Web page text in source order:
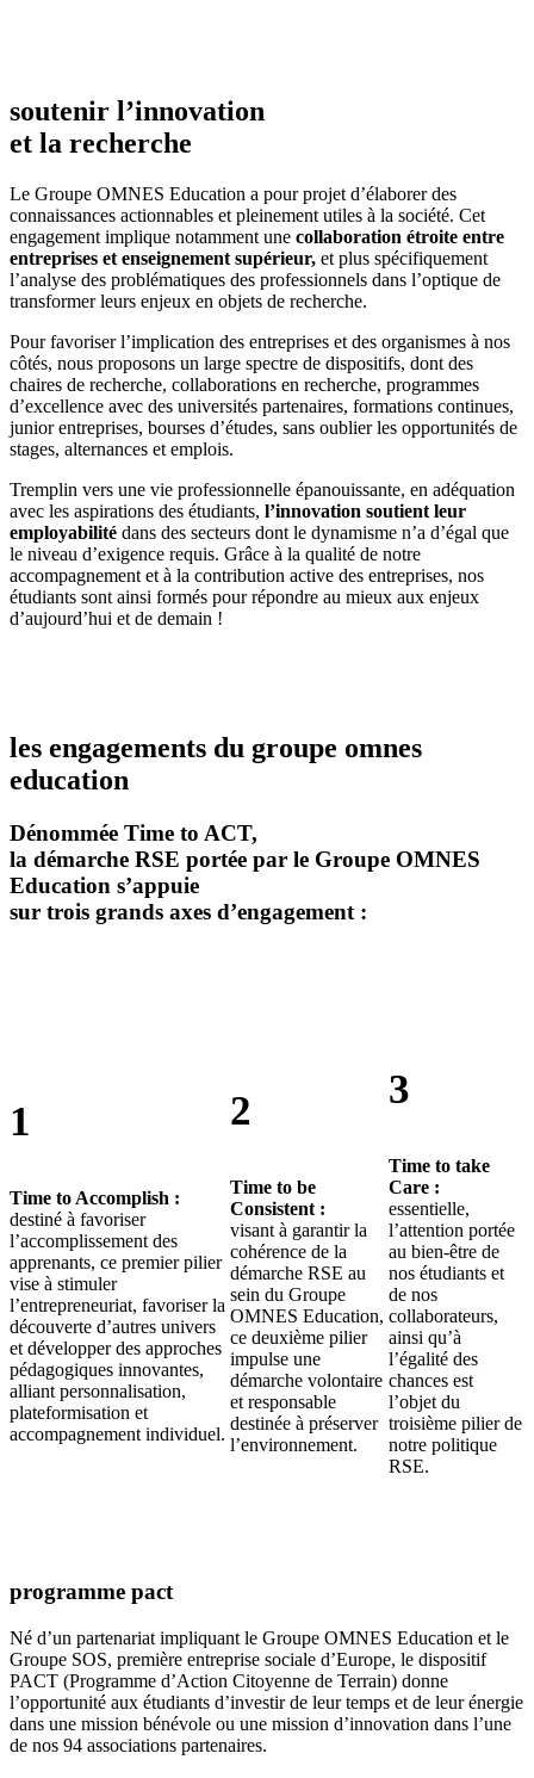
soutenir l’innovation
et la recherche
Le Groupe OMNES Education a pour projet d’élaborer des
connaissances actionnables et pleinement utiles à la société. Cet
engagement implique notamment une collaboration étroite entre
entreprises et enseignement supérieur, et plus spécifiquement
l’analyse des problématiques des professionnels dans l’optique de
transformer leurs enjeux en objets de recherche.
Pour favoriser l’implication des entreprises et des organismes à nos
côtés, nous proposons un large spectre de dispositifs, dont des
chaires de recherche, collaborations en recherche, programmes
d’excellence avec des universités partenaires, formations continues,
junior entreprises, bourses d’études, sans oublier les opportunités de
stages, alternances et emplois.
Tremplin vers une vie professionnelle épanouissante, en adéquation
avec les aspirations des étudiants, l’innovation soutient leur
employabilité dans des secteurs dont le dynamisme n’a d’égal que
le niveau d’exigence requis. Grâce à la qualité de notre
accompagnement et à la contribution active des entreprises, nos
étudiants sont ainsi formés pour répondre au mieux aux enjeux
d’aujourd’hui et de demain !
les engagements du groupe omnes
education
Dénommée Time to ACT,
la démarche RSE portée par le Groupe OMNES
Education s’appuie
sur trois grands axes d’engagement :
1
Time to Accomplish :
destiné à favoriser
l’accomplissement des
apprenants, ce premier pilier
vise à stimuler
l’entrepreneuriat, favoriser la
découverte d’autres univers
et développer des approches
pédagogiques innovantes,
alliant personnalisation,
plateformisation et
accompagnement individuel.
2
Time to be
Consistent :
visant à garantir la
cohérence de la
démarche RSE au
sein du Groupe
OMNES Education,
ce deuxième pilier
impulse une
démarche volontaire
et responsable
destinée à préserver
l’environnement.
3
Time to take
Care :
essentielle,
l’attention portée
au bien-être de
nos étudiants et
de nos
collaborateurs,
ainsi qu’à
l’égalité des
chances est
l’objet du
troisième pilier de
notre politique
RSE.
programme pact
Né d’un partenariat impliquant le Groupe OMNES Education et le
Groupe SOS, première entreprise sociale d’Europe, le dispositif
PACT (Programme d’Action Citoyenne de Terrain) donne
l’opportunité aux étudiants d’investir de leur temps et de leur énergie
dans une mission bénévole ou une mission d’innovation dans l’une
de nos 94 associations partenaires.